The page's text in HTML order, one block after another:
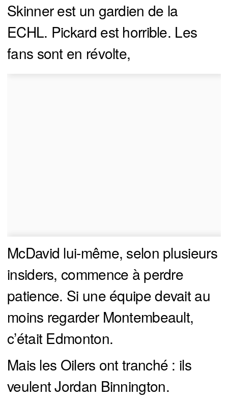
Skinner est un gardien de la
ECHL. Pickard est horrible. Les
fans sont en révolte,
McDavid lui-même, selon plusieurs
insiders, commence à perdre
patience. Si une équipe devait au
moins regarder Montembeault,
c’était Edmonton.
Mais les Oilers ont tranché : ils
veulent Jordan Binnington.